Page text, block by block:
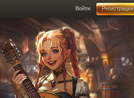
Войти Регистрация